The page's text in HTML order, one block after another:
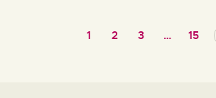
1 2 3 … 15